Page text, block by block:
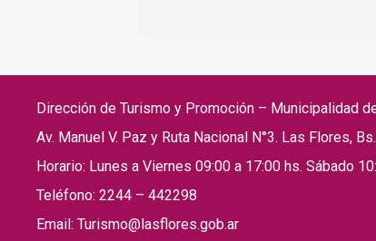
Dirección de Turismo y Promoción – Municipalidad
Av. Manuel V. Paz y Ruta Nacional N°3. Las Flores,
Horario: Lunes a Viernes 09:00 a 17:00 hs. Sábado
Teléfono: 2244 – 442298
Email: Turismo@lasflores.gob.ar